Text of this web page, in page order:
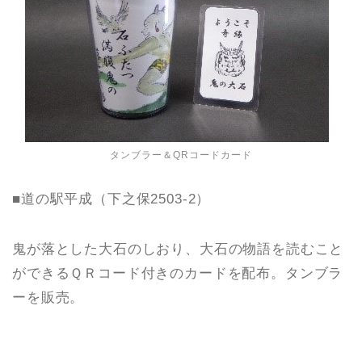
タンブラー＆QRコードカード
■道の駅平成（下之保2503-2）
鬼が落とした大石のしおり、大石の物語を読むこと
ができるＱＲコード付きのカードを配布。タンブラ
ーを販売。